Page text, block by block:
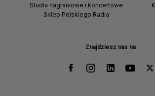
Znajdziesz nas na
Studia nagraniowe i koncertowe
Sklep Polskiego Radia